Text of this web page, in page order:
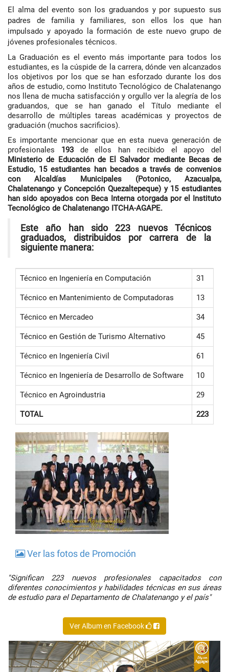
El alma del evento son los graduandos y por supuesto sus
padres de familia y familiares, son ellos los que han
impulsado y apoyado la formación de este nuevo grupo de
jóvenes profesionales técnicos.
La Graduación es el evento más importante para todos los
estudiantes, es la cúspide de la carrera, dónde ven alcanzados
los objetivos por los que se han esforzado durante los dos
años de estudio, como Instituto Tecnológico de Chalatenango
nos llena de mucha satisfacción y orgullo ver la alegría de los
graduandos, que se han ganado el Título mediante el
desarrollo de múltiples tareas académicas y proyectos de
graduación (muchos sacrificios).
Es importante mencionar que en esta nueva generación de
profesionales 193de ellos han recibido el apoyo del
Ministerio de Educación de El Salvador mediante Becas de
Estudio, 15 estudiantes han becados a través de convenios
con Alcaldías Municipales (Potonico, Azacualpa,
Chalatenango y Concepción Quezaltepeque) y 15 estudiantes
han sido apoyados con Beca Interna otorgada por el Instituto
Tecnológico de Chalatenango ITCHA-AGAPE.
Este año han sido 223 nuevos Técnicos
graduados, distribuidos por carrera de la
siguiente manera:
Técnico en Ingeniería en Computación 31
Técnico en Mantenimiento de Computadoras 13
Técnico en Mercadeo 34
Técnico en Gestión de Turismo Alternativo 45
Técnico en Ingeniería Civil 61
Técnico en Ingeniería de Desarrollo de Software 10
Técnico en Agroindustria 29
TOTAL 223
Ver las fotos de Promoción
"Significan 223 nuevos profesionales capacitados con
diferentes conocimientos y habilidades técnicas en sus áreas
de estudio para el Departamento de Chalatenango y el país"
Ver Album en Facebook